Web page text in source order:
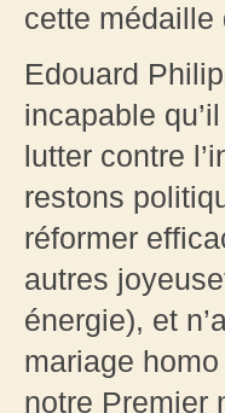
cette médaille
Edouard
incapable
lutter contre
restons
réformer
autres
énergie), et
mariage
notre Premier